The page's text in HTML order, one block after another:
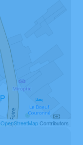
OpenStreetMapContributors